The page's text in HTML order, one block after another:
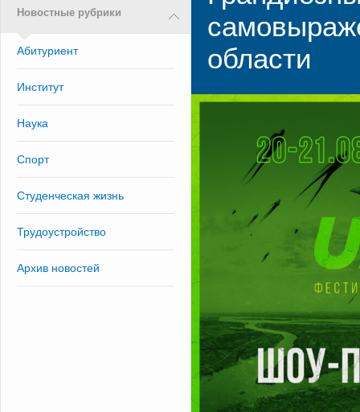
Новостные рубрики
Абитуриент
Институт
Наука
Спорт
Студенческая жизнь
Трудоустройство
Архив новостей
области